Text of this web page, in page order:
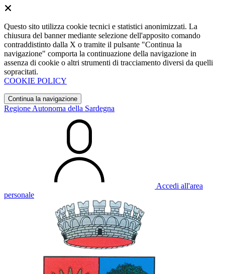
Questo sito utilizza cookie tecnici e statistici anonimizzati. La
chiusura del banner mediante selezione dell'apposito comando
contraddistinto dalla X o tramite il pulsante "Continua la
navigazione" comporta la continuazione della navigazione in
assenza di cookie o altri strumenti di tracciamento diversi da quelli
sopracitati.
COOKIE POLICY
Continua la navigazione
Regione Autonoma della Sardegna
Accedi all'area
personale